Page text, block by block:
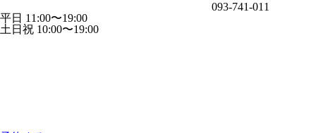
093-741-011
平日 11:00〜19:00
土日祝 10:00〜19:00